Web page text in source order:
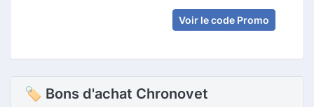
Voir le code Promo
🏷 Bons d'achat Chronovet